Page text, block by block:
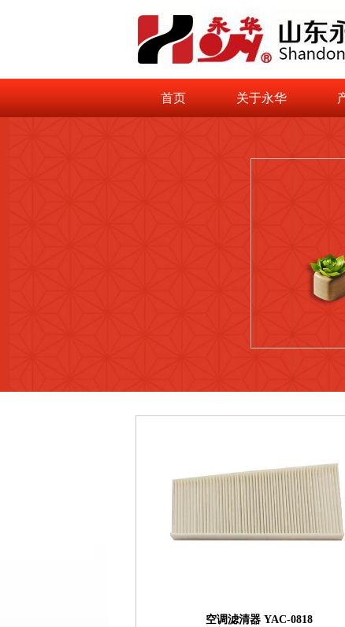
首页 关于永华
空调滤清器 YAC-0818